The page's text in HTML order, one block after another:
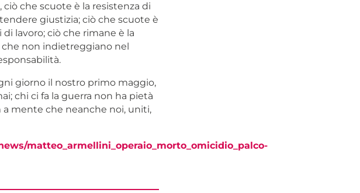
che scuote è la resistenza di
giustizia; ciò che scuote è
lavoro; ciò che rimane è la
non indietreggiano nel
giorno il nostro primo maggio,
chi ci fa la guerra non ha pietà
a mente che neanche noi, uniti,
matteo_armellini_operaio_morto_omicidio_palco-